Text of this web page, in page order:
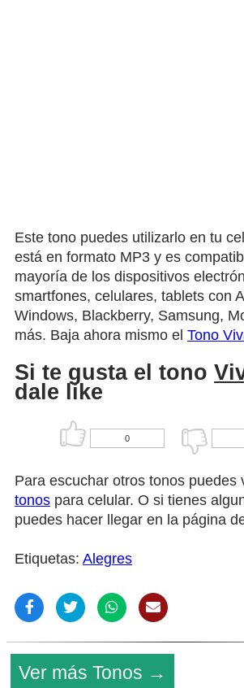
Este tono puedes utilizarlo en tu
está en formato MP3 y es
mayoría de los dispositivos
smartfones, celulares, tablets con
Windows, Blackberry, Samsung,
más. Baja ahora mismo el Tono
Si te gusta el tono
dale like
0
Para escuchar otros tonos puedes
tonos para celular. O si tienes
puedes hacer llegar en la página
Etiquetas: Alegres
Ver más Tonos →